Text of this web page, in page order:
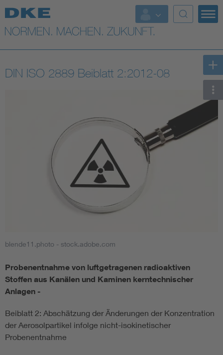
Top-Themen
VDE Fokusthemen
Digital Security
Industry
Smart Cities
DKE Fachinformationen im Kontext der Normung
Blitzschutz: DIN EN 62305 in der Übersicht
Circular Economy für mehr Ressourceneffizienz
DIN ISO 2889 Beiblatt 2:2012-08
blende11.photo - stock.adobe.com
Probenentnahme von luftgetragenen radioaktiven
Stoffen aus Kanälen und Kaminen kerntechnischer
Anlagen -
Beiblatt 2: Abschätzung der Änderungen der Konzentration
der Aerosolpartikel infolge nicht-isokinetischer
Probenentnahme